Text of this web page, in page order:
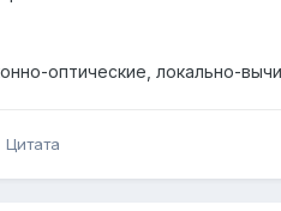
оптические, локально-
Цитата